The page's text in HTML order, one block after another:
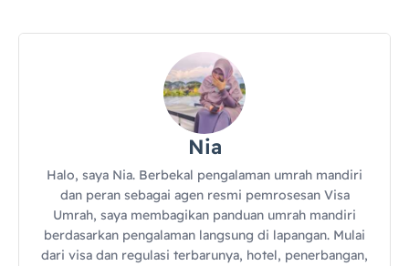
Nia
Halo, saya Nia. Berbekal pengalaman umrah mandiri
dan peran sebagai agen resmi pemrosesan Visa
Umrah, saya membagikan panduan umrah mandiri
berdasarkan pengalaman langsung di lapangan. Mulai
dari visa dan regulasi terbarunya, hotel, penerbangan,